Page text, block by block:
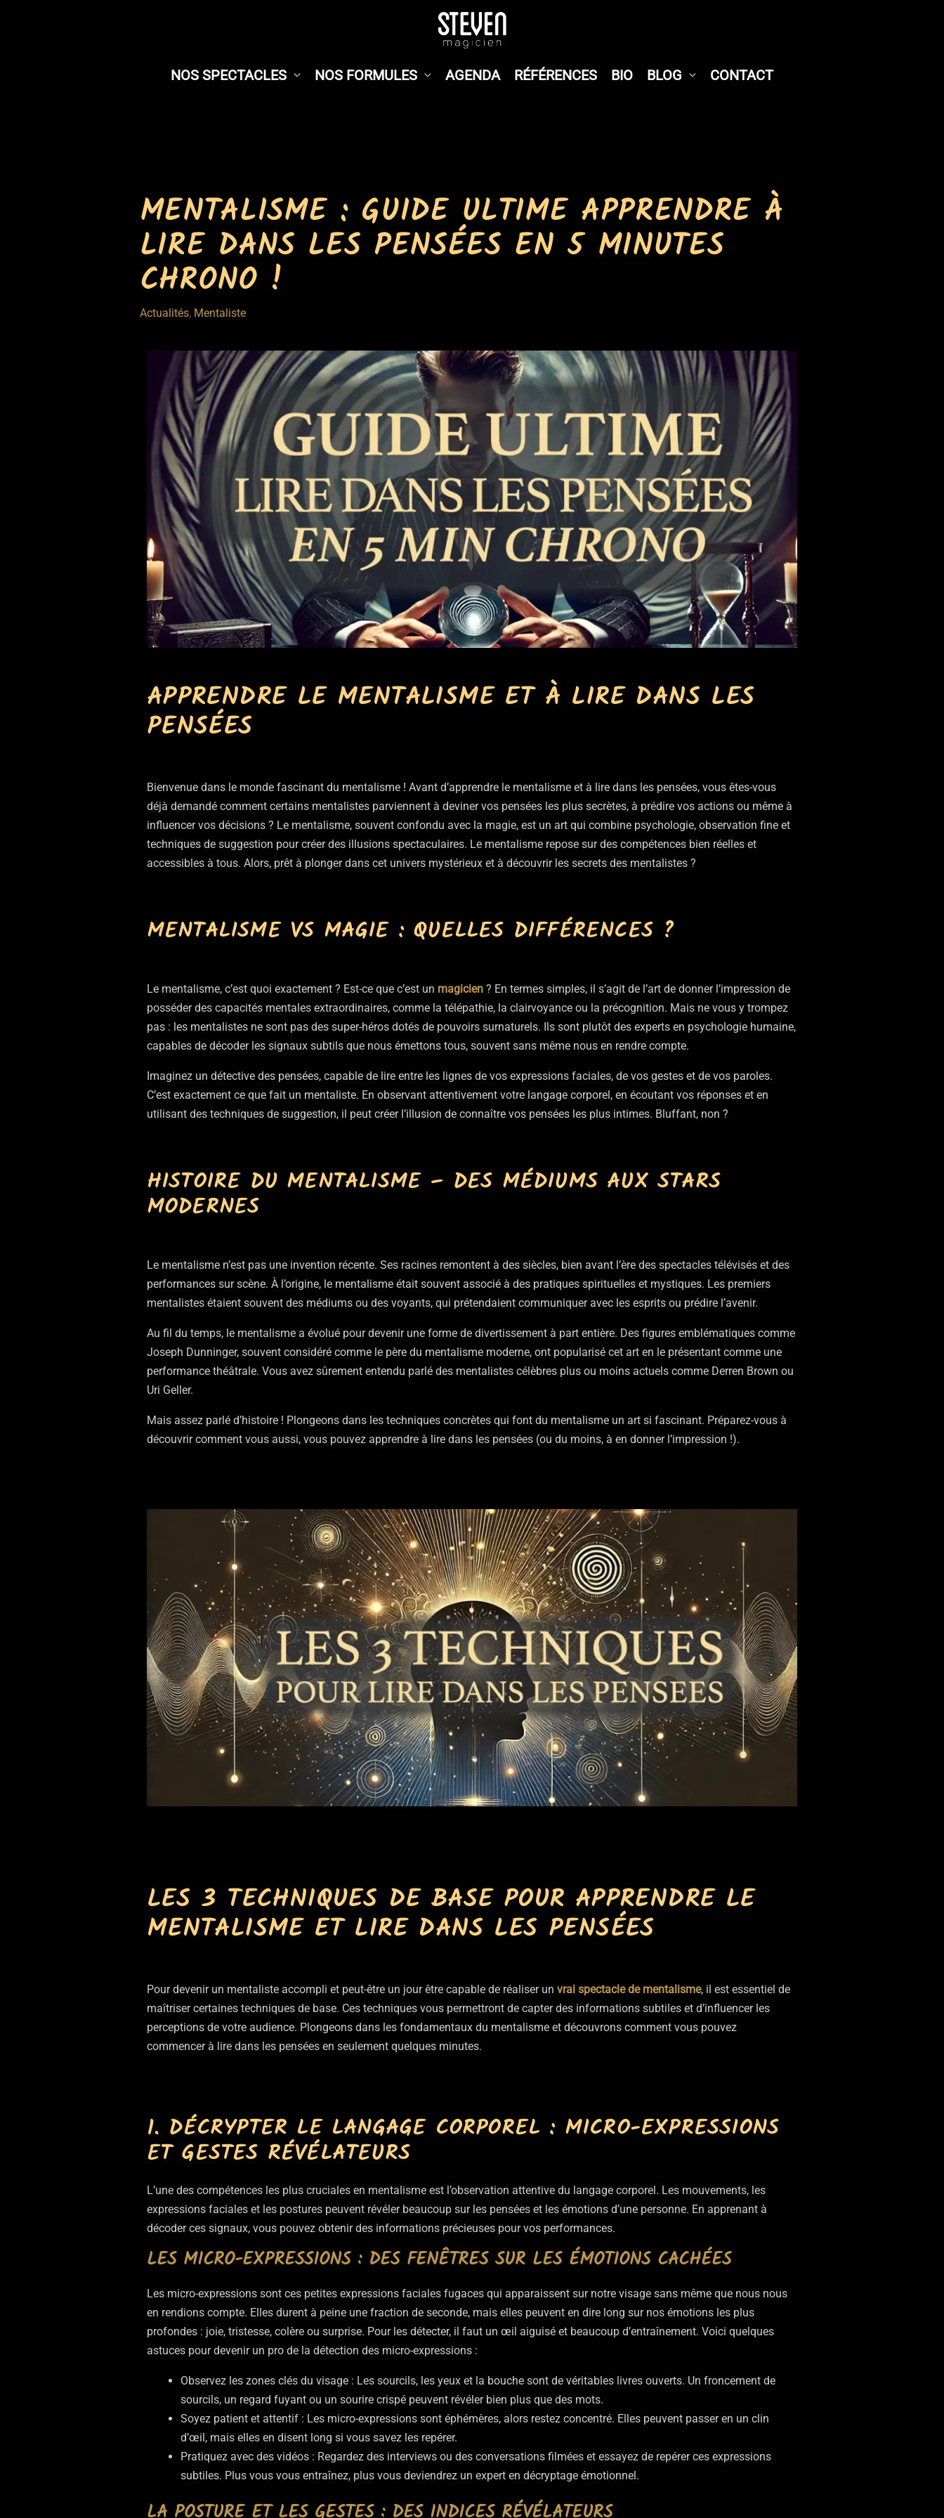
NOS SPECTACLES NOS FORMULES AGENDA RÉFÉRENCES BIO BLOG CONTACT
MENTALISME : GUIDE ULTIME APPRENDRE À
LIRE DANS LES PENSÉES EN 5 MINUTES
CHRONO !
Actualités, Mentaliste
APPRENDRE LE MENTALISME ET À LIRE DANS LES
PENSÉES
Bienvenue dans le monde fascinant du mentalisme ! Avant d’apprendre le mentalisme et à lire dans les pensées, vous êtes-vous
déjà demandé comment certains mentalistes parviennent à deviner vos pensées les plus secrètes, à prédire vos actions ou même à
influencer vos décisions ? Le mentalisme, souvent confondu avec la magie, est un art qui combine psychologie, observation fine et
techniques de suggestion pour créer des illusions spectaculaires. Le mentalisme repose sur des compétences bien réelles et
accessibles à tous. Alors, prêt à plonger dans cet univers mystérieux et à découvrir les secrets des mentalistes ?
MENTALISME VS MAGIE : QUELLES DIFFÉRENCES ?
Le mentalisme, c’est quoi exactement ? Est-ce que c’est un magicien? En termes simples, il s’agit de l’art de donner l’impression de
posséder des capacités mentales extraordinaires, comme la télépathie, la clairvoyance ou la précognition. Mais ne vous y trompez
pas : les mentalistes ne sont pas des super-héros dotés de pouvoirs surnaturels. Ils sont plutôt des experts en psychologie humaine,
capables de décoder les signaux subtils que nous émettons tous, souvent sans même nous en rendre compte.
Imaginez un détective des pensées, capable de lire entre les lignes de vos expressions faciales, de vos gestes et de vos paroles.
C’est exactement ce que fait un mentaliste. En observant attentivement votre langage corporel, en écoutant vos réponses et en
utilisant des techniques de suggestion, il peut créer l’illusion de connaître vos pensées les plus intimes. Bluffant, non ?
HISTOIRE DU MENTALISME – DES MÉDIUMS AUX STARS
MODERNES
Le mentalisme n’est pas une invention récente. Ses racines remontent à des siècles, bien avant l’ère des spectacles télévisés et des
performances sur scène. À l’origine, le mentalisme était souvent associé à des pratiques spirituelles et mystiques. Les premiers
mentalistes étaient souvent des médiums ou des voyants, qui prétendaient communiquer avec les esprits ou prédire l’avenir.
Au fil du temps, le mentalisme a évolué pour devenir une forme de divertissement à part entière. Des figures emblématiques comme
Joseph Dunninger, souvent considéré comme le père du mentalisme moderne, ont popularisé cet art en le présentant comme une
performance théâtrale. Vous avez sûrement entendu parlé des mentalistes célèbres plus ou moins actuels comme Derren Brown ou
Uri Geller.
Mais assez parlé d’histoire ! Plongeons dans les techniques concrètes qui font du mentalisme un art si fascinant. Préparez-vous à
découvrir comment vous aussi, vous pouvez apprendre à lire dans les pensées (ou du moins, à en donner l’impression !).
LES 3 TECHNIQUES DE BASE POUR APPRENDRE LE
MENTALISME ET LIRE DANS LES PENSÉES
Pour devenir un mentaliste accompli et peut-être un jour être capable de réaliser un vrai spectacle de mentalisme, il est essentiel de
maîtriser certaines techniques de base. Ces techniques vous permettront de capter des informations subtiles et d’influencer les
perceptions de votre audience. Plongeons dans les fondamentaux du mentalisme et découvrons comment vous pouvez
commencer à lire dans les pensées en seulement quelques minutes.
1. DÉCRYPTER LE LANGAGE CORPOREL : MICRO-EXPRESSIONS
ET GESTES RÉVÉLATEURS
L’une des compétences les plus cruciales en mentalisme est l’observation attentive du langage corporel. Les mouvements, les
expressions faciales et les postures peuvent révéler beaucoup sur les pensées et les émotions d’une personne. En apprenant à
décoder ces signaux, vous pouvez obtenir des informations précieuses pour vos performances.
LES MICRO-EXPRESSIONS : DES FENÊTRES SUR LES ÉMOTIONS CACHÉES
Les micro-expressions sont ces petites expressions faciales fugaces qui apparaissent sur notre visage sans même que nous nous
en rendions compte. Elles durent à peine une fraction de seconde, mais elles peuvent en dire long sur nos émotions les plus
profondes : joie, tristesse, colère ou surprise. Pour les détecter, il faut un œil aiguisé et beaucoup d’entraînement. Voici quelques
astuces pour devenir un pro de la détection des micro-expressions :
Observez les zones clés du visage : Les sourcils, les yeux et la bouche sont de véritables livres ouverts. Un froncement de
sourcils, un regard fuyant ou un sourire crispé peuvent révéler bien plus que des mots.
Soyez patient et attentif : Les micro-expressions sont éphémères, alors restez concentré. Elles peuvent passer en un clin
d’œil, mais elles en disent long si vous savez les repérer.
Pratiquez avec des vidéos : Regardez des interviews ou des conversations filmées et essayez de repérer ces expressions
subtiles. Plus vous vous entraînez, plus vous deviendrez un expert en décryptage émotionnel.
LA POSTURE ET LES GESTES : DES INDICES RÉVÉLATEURS